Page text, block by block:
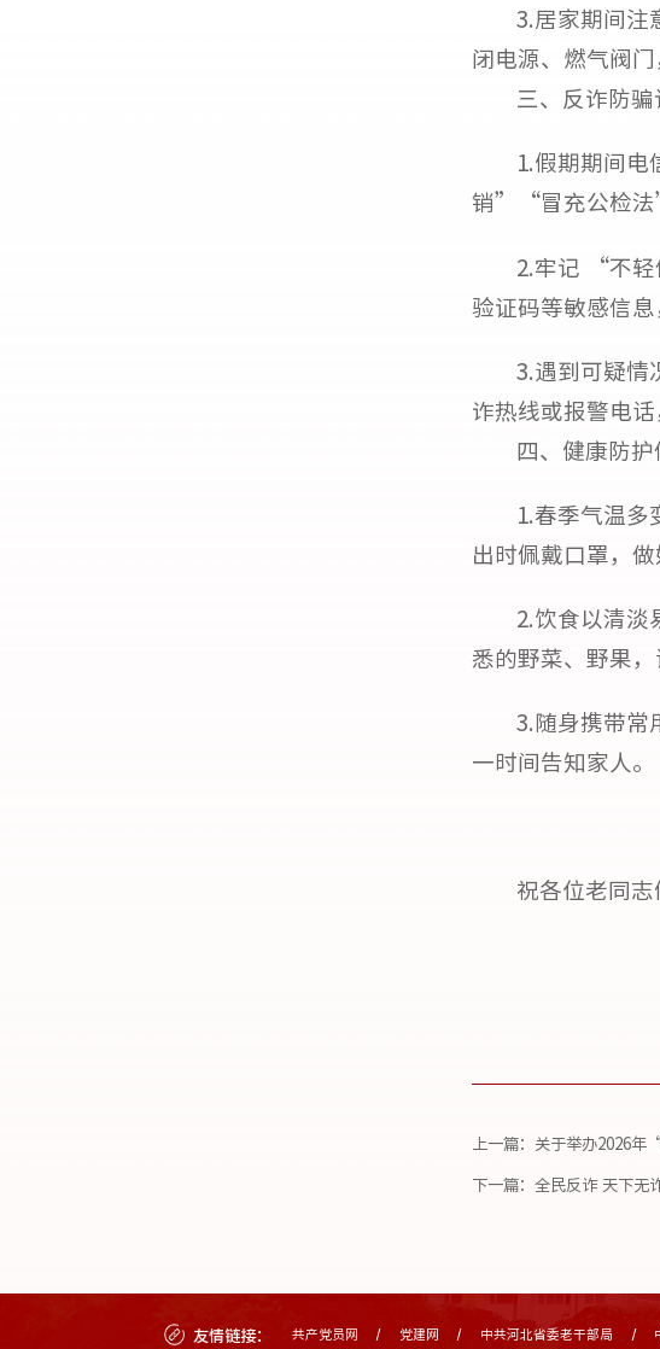
3.居家期间注
闭电源、燃气阀门
三、反诈防骗
1.假期期间
销”“冒充公检法
2.牢记 “不轻
验证码等敏感信
3.遇到可疑情
诈热线或报警电话
四、健康防
1.春季气温
出时佩戴口罩，
2.饮食以清淡
悉的野菜、野果，
3.随身携带常
一时间告知家人。
祝各位老同
上一篇： 关于举办2026年
下一篇： 全民反诈 天下无
友情链接： 共产党员网 党建网 中共河北省委老干部局